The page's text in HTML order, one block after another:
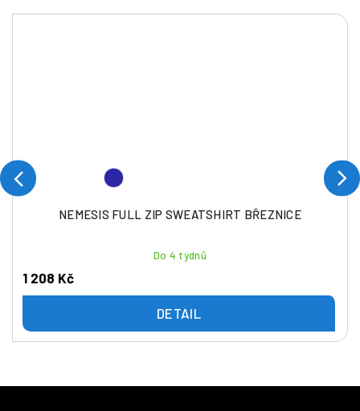
NEMESIS FULL ZIP SWEATSHIRT BŘEZNICE
Do 4 týdnů
1 208 Kč
DETAIL